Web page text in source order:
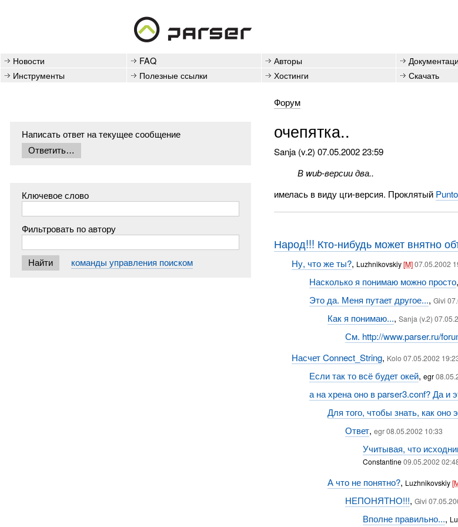
Новости FAQ Авторы
Инструменты
Полезные ссылки Хостинги Скачать
Форум
Написать ответ на текущее сообщение
Ключевое слово
Фильтровать по автору
команды управления поиском
очепятка..
Sanja (v.2) 07.05.2002 23:59
В wub-версии два..
имелась в виду цги-версия. Проклятый
Народ!!! Кто-нибудь может внятно
Ну, что же ты?, Luzhnikovskiy[M]07.05.2002
Насколько я понимаю можно просто
Это да. Меня путает другое...,Givi
Как я понимаю..., Sanja (v.2)
См. http://www.parser.ru/
Насчет Connect_String, Kolo 07.05.2002
Если так то всё будет окей,egr
а на хрена оно в parser3.conf? Да и
Для того, чтобы знать, как оно
Ответ,egr 08.05.2002 10:33
Учитывая, что
Constantine09.05.2002
А что не понятно?, Luzhnikovskiy
НЕПОНЯТНО!!!,Givi
Вполне правильно...,